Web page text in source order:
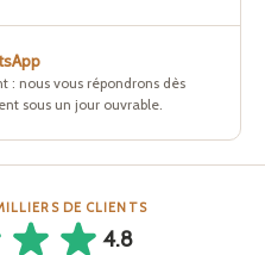
: nous vous répondrons dès
sous un jour ouvrable.
DE CLIENTS
4.8